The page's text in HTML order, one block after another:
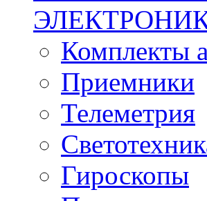
Комплекты
Приемники
Телеметрия
Гироскопы